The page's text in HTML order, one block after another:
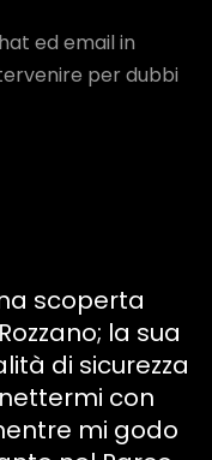
ed email in
per dubbi
scoperta
la sua
di sicurezza
con
mi godo